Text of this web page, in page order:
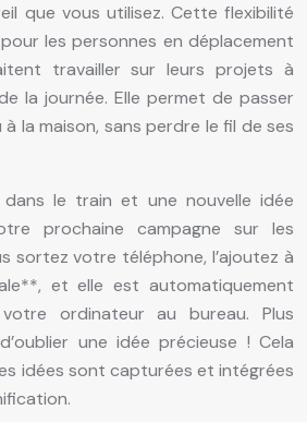
que vous utilisez. Cette flexibilité
les personnes en déplacement
travailler sur leurs projets à
la journée. Elle permet de passer
la maison, sans perdre le fil de ses
dans le train et une nouvelle idée
prochaine campagne sur les
sortez votre téléphone, l’ajoutez à
et elle est automatiquement
ordinateur au bureau. Plus
une idée précieuse ! Cela
idées sont capturées et intégrées